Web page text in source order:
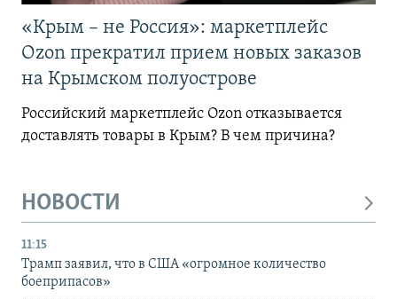
«Крым – не Россия»: маркетплейс
Ozon прекратил прием новых заказов
на Крымском полуострове
Российский маркетплейс Ozon отказывается
доставлять товары в Крым? В чем причина?
НОВОСТИ
11:15
Трамп заявил, что в США «огромное количество
боеприпасов»